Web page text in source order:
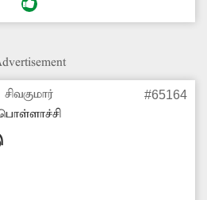
வருகிறது. இதனால்
ஏற்கனவே
எடுக்கவில்லை. எனவே
உரிய தீர்வு
சிவகுமார்
#65164